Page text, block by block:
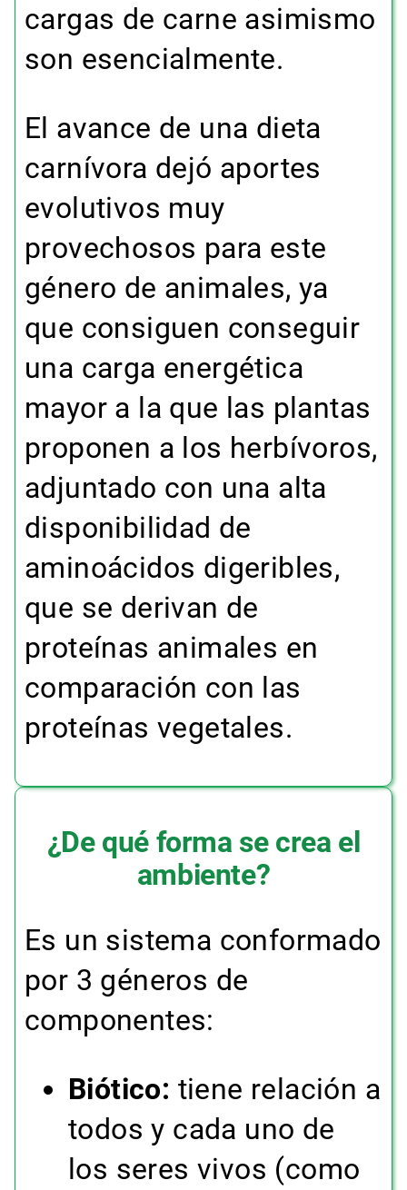
cargas de carne asimismo
son esencialmente.
El avance de una dieta
carnívora dejó aportes
evolutivos muy
provechosos para este
género de animales, ya
que consiguen conseguir
una carga energética
mayor a la que las plantas
proponen a los herbívoros,
adjuntado con una alta
disponibilidad de
aminoácidos digeribles,
que se derivan de
proteínas animales en
comparación con las
proteínas vegetales.
¿De qué forma se crea el
ambiente?
Es un sistema conformado
por 3 géneros de
componentes:
Biótico: tiene relación a
todos y cada uno de
los seres vivos (como